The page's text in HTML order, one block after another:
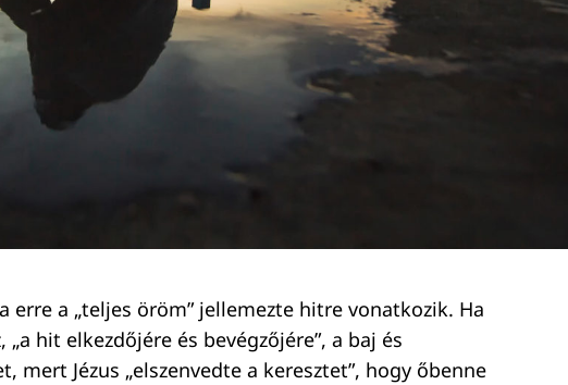
erre a „teljes öröm” jellemezte hitre vonatkozik. Ha
„a hit elkezdőjére és bevégzőjére”, a baj és
mert Jézus „elszenvedte a keresztet”, hogy őbenne